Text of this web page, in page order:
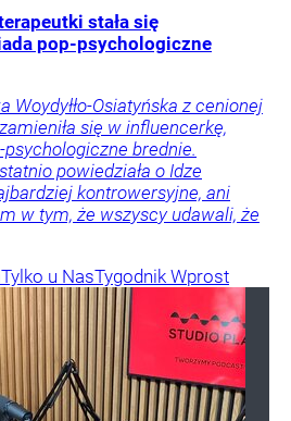
stała się
pop-psychologiczne
Woydyłło-Osiatyńska z cenionej
się w influencerkę,
psychologiczne brednie.
powiedziała o Idze
kontrowersyjne, ani
w tym, że wszyscy udawali, że
Tylko u NasTygodnik Wprost